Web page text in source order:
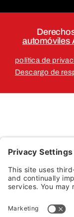
automóviles
política de
Descargo de